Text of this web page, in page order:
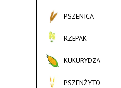
PSZENICA
RZEPAK
KUKURYDZA
PSZENŻYTO